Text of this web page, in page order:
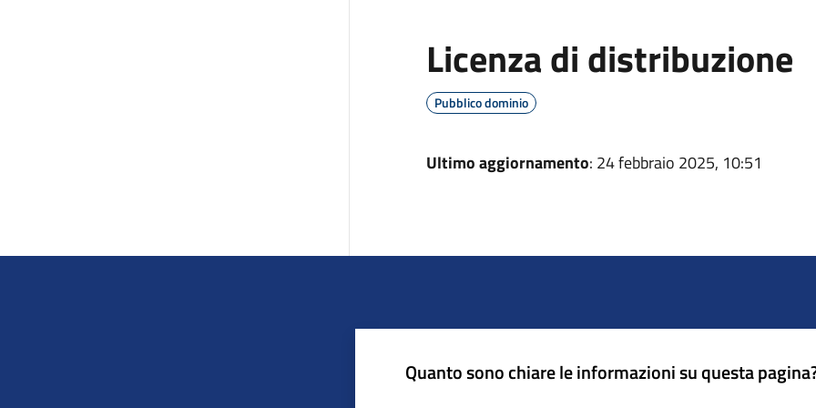
Licenza di distribuzione
Pubblico dominio
Ultimo aggiornamento: 24 febbraio 2025, 10:51
Quanto sono chiare le informazioni su questa